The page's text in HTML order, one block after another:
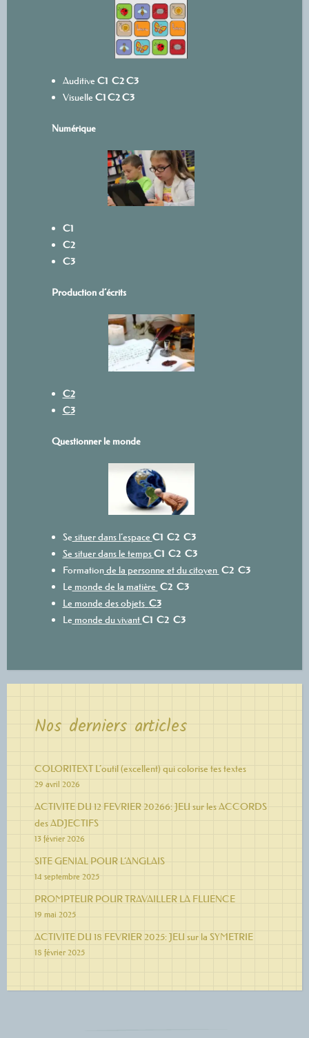
Auditive C1 C2C3
Visuelle C1C2C3
Numérique
C1
C2
C3
Production d’écrits
C2
C3
Questionner le monde
Se situer dans l’espace C1 C2 C3
Se situer dans le tempsC1 C2 C3
Formationde la personne et du citoyen C2 C3
Le monde de la matière C2 C3
Le monde des objets C3
Le monde du vivantC1 C2 C3
Nos derniers articles
COLORITEXT L’outil (excellent) qui colorise tes textes
29 avril 2026
ACTIVITE DU 12 FEVRIER 20266: JEU sur les ACCORDS
des ADJECTIFS
13 février 2026
SITE GENIAL POUR L’ANGLAIS
14 septembre 2025
PROMPTEUR POUR TRAVAILLER LA FLUENCE
19 mai 2025
ACTIVITE DU 18 FEVRIER 2025: JEU sur la SYMETRIE
18 février 2025